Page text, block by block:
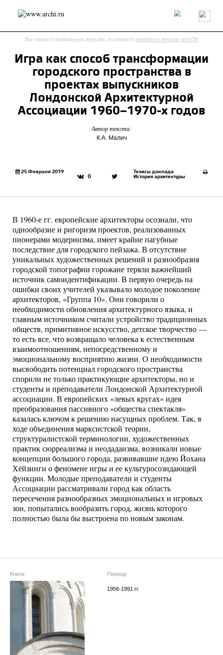
Россия Мир Технологии Интерьер Пресса
Архитекторы
send.project Анонсы конкурсов
Журнал
Интервью Исследование
Мнение
Обзор
Объект
Результаты конкурса
Репортаж
Рецензия Архитектура
Выставка
Иностранцы в России
Образование
Вы читаете мобильную версию, но можете перейти к версии для ПК
Игра как способ трансформации
городского пространства в
проектах выпускников
Лондонской Архитектурной
Ассоциации 1960–1970-х годов
Автор текста:
К.А. Малич
25 Февраля 2019
0
Тезисы доклада
История архитектуры
В 1960-е гг. европейские архитекторы осознали, что
однообразие и ригоризм проектов, реализованных
пионерами модернизма, имеет крайне пагубные
последствие для городского пейзажа. В отсутствие
уникальных художественных решений и разнообразия
городской топографии горожане теряли важнейший
источник самоидентификации. В первую очередь на
ошибки своих учителей указывало молодое поколение
архитекторов, «Группа 10». Они говорили о
необходимости обновления архитектурного языка, и
главным источником считали устройство традиционных
обществ, примитивное искусство, детское творчество —
то есть все, что возвращало человека к естественным
взаимоотношениям, непосредственному и
эмоциональному восприятию жизни. О необходимости
высвободить потенциал городского пространства
спорили не только практикующие архитекторы, но и
студенты и преподаватели Лондонской Архитектурной
ассоциации. В европейских «левых кругах» идея
преобразования пассивного «общества спектакля»
казалась ключом к решению насущных проблем. Так, в
ходе объединения марксистской теории,
структуралистской терминологии, художественных
практик сюрреализма и неодадаизма, возникали новые
концепции большого города, развивавшие идею Йохана
Хёйзинги о феномене игры и ее культуросозидающей
функции. Молодые преподаватели и студенты
Ассоциации рассматривали город как область
пересечения разнообразных эмоциональных и игровых
зон, попытались вообразить город, жизнь которого
полностью была бы выстроена по новым законам.
Книги: Период:
1956-1991 гг.